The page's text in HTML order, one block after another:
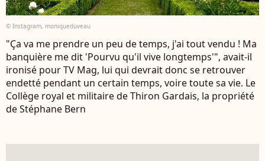
© Instagram, moniqueduveau
"Ça va me prendre un peu de temps, j'ai tout vendu ! Ma
banquière me dit 'Pourvu qu'il vive longtemps'", avait-il
ironisé pour TV Mag, lui qui devrait donc se retrouver
endetté pendant un certain temps, voire toute sa vie. Le
Collège royal et militaire de Thiron Gardais, la propriété
de Stéphane Bern